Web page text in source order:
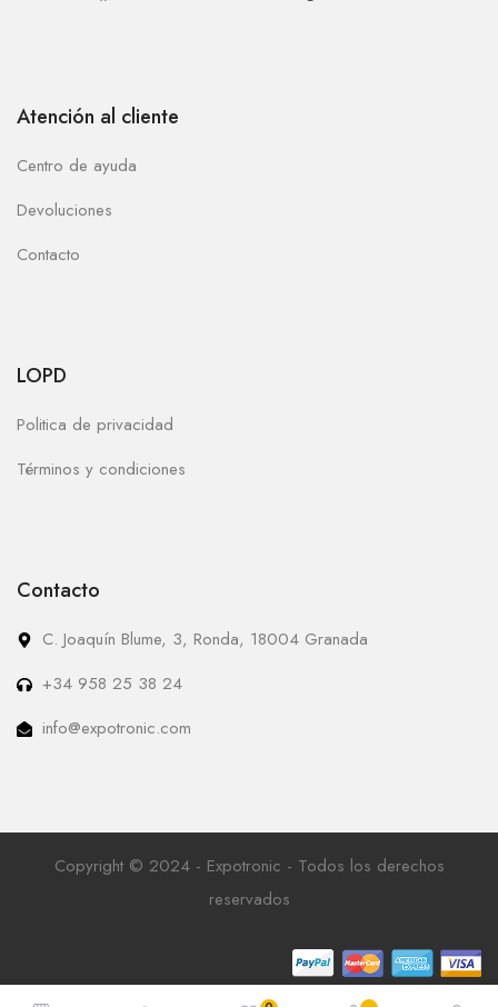
Atención al cliente
Centro de ayuda
Devoluciones
Contacto
LOPD
Politica de privacidad
Términos y condiciones
Contacto
C. Joaquín Blume, 3, Ronda, 18004 Granada
+34 958 25 38 24
info@expotronic.com
Copyright © 2024 - Expotronic - Todos los derechos
reservados